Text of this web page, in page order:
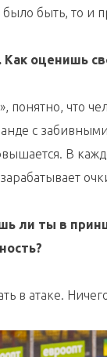
быть, то и
оценишь
что
с
В
ли ты в
в атаке.